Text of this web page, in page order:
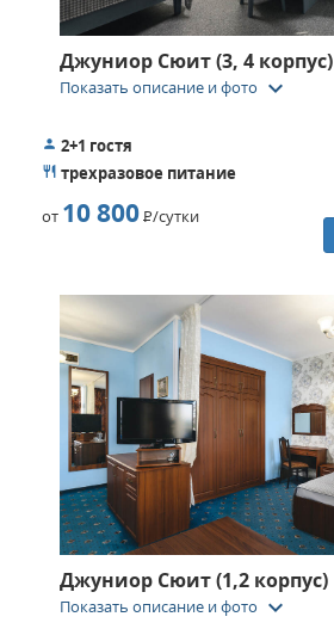
Джуниор Сюит (3, 4 корпус)
Показать описание и фото keyboard_arrow_down
2+1 гостя
трехразовое питание
от 10 800Р/сутки
Джуниор Сюит (1,2 корпус)
Показать описание и фото keyboard_arrow_down